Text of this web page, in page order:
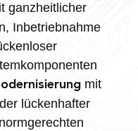
ganzheitlicher
Inbetriebnahme
mit
lückenhafter